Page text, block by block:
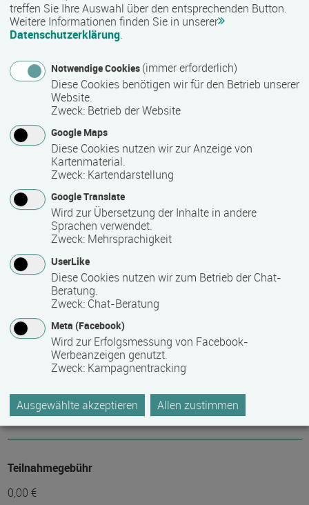
Abschlussart
Teilnahmebestätigung / Zertifikat des Anbieters
Voraussichtliche Dauer
808 Stunde(n)
Termine auf Anfrage
Bemerkungen zum Termin
Die Qualifizierung läuft in Vollzeit.
Mindest­teilnehmer­anzahl
Maximale Teilnehmerzahl
Teilnahmegebühr
0,00 €
treffen Sie Ihre Auswahl über den entsprechenden Button.
Weitere Informationen finden Sie in unserer
Datenschutzerklärung.
Notwendige Cookies (immer erforderlich)
Diese Cookies benötigen wir für den Betrieb unserer
Website.
Zweck: Betrieb der Website
Google Maps
Diese Cookies nutzen wir zur Anzeige von
Kartenmaterial.
Zweck: Kartendarstellung
Google Translate
Wird zur Übersetzung der Inhalte in andere
Sprachen verwendet.
Zweck: Mehrsprachigkeit
UserLike
Diese Cookies nutzen wir zum Betrieb der Chat-
Beratung.
Zweck: Chat-Beratung
Meta (Facebook)
Wird zur Erfolgsmessung von Facebook-
Werbeanzeigen genutzt.
Zweck: Kampagnentracking
Ausgewählte akzeptieren Allen zustimmen